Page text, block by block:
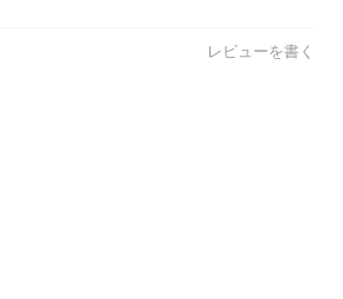
レビューを書く